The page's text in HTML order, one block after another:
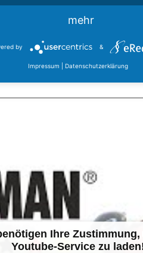
Ihre Zustimmung,
Youtube-Service zu
mehr
by &
Impressum Datenschutzerklärung